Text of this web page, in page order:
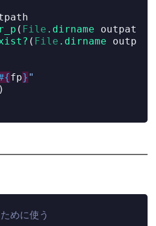
( File .dirname outpat
( File .dirname outp
fp} "
めに使う